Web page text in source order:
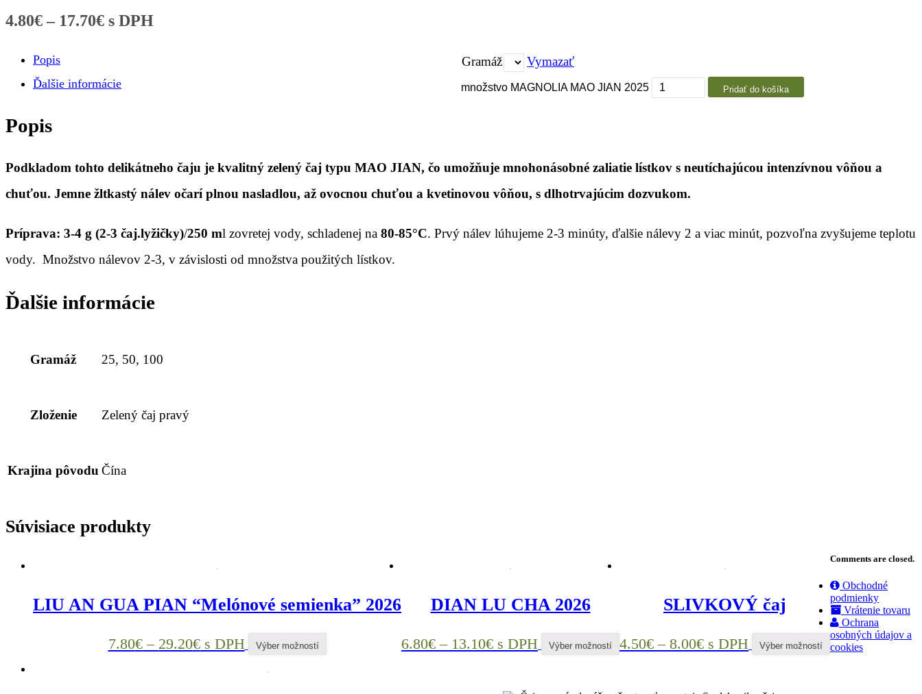
4.80€– 17.70€ s DPH
Gramáž Vymazať
množstvo MAGNOLIA MAO JIAN 2025 Pridať do košíka
Popis
Ďalšie informácie
Popis
Podkladom tohto delikátneho čaju je kvalitný zelený čaj typu MAO JIAN, čo umožňuje mnohonásobné zaliatie lístkov s neutíchajúcou intenzívnou vôňou a
chuťou. Jemne žltkastý nálev očarí plnou nasladlou, až ovocnou chuťou a kvetinovou vôňou, s dlhotrvajúcim dozvukom.
Príprava: 3-4 g (2-3 čaj.lyžičky)/250 ml zovretej vody, schladenej na 80-85°C. Prvý nálev lúhujeme 2-3 minúty, ďalšie nálevy 2 a viac minút, pozvoľna zvyšujeme teplotu
vody. Množstvo nálevov 2-3, v závislosti od množstva použitých lístkov.
Ďalšie informácie
Gramáž 25, 50, 100
Zloženie Zelený čaj pravý
Krajina pôvodu Čína
Súvisiace produkty
LIU AN GUA PIAN “Melónové semienka” 2026
7.80€– 29.20€s DPH Výber možností
DIAN LU CHA 2026
6.80€ – 13.10€ s DPH Výber možností
SLIVKOVÝ čaj
4.50€ – 8.00€ s DPH Výber možností
Comments are closed.
Obchodné
podmienky
Vrátenie tovaru
Ochrana
osobných údajov a
cookies